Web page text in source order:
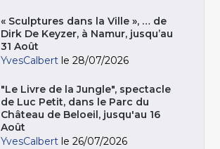
« Sculptures dans la Ville », … de
Dirk De Keyzer, à Namur, jusqu’au
31 Août
YvesCalbert le 28/07/2026
"Le Livre de la Jungle", spectacle
de Luc Petit, dans le Parc du
Château de Beloeil, jusqu'au 16
Août
YvesCalbert le 26/07/2026